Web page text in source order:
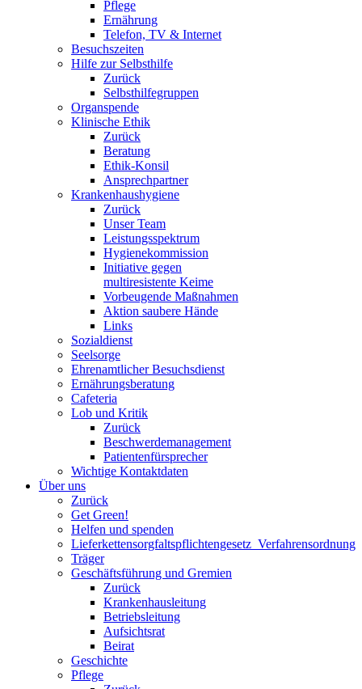
Pflege
Ernährung
Telefon, TV & Internet
Besuchszeiten
Hilfe zur Selbsthilfe
Zurück
Selbsthilfegruppen
Organspende
Klinische Ethik
Zurück
Beratung
Ethik-Konsil
Ansprechpartner
Krankenhaushygiene
Zurück
Unser Team
Leistungsspektrum
Hygienekommission
Initiative gegen
multiresistente Keime
Vorbeugende Maßnahmen
Aktion saubere Hände
Links
Sozialdienst
Seelsorge
Ehrenamtlicher Besuchsdienst
Ernährungsberatung
Cafeteria
Lob und Kritik
Zurück
Beschwerdemanagement
Patientenfürsprecher
Wichtige Kontaktdaten
Über uns
Zurück
Get Green!
Helfen und spenden
Lieferkettensorgfaltspflichtengesetz_Verfahrensordnung
Träger
Geschäftsführung und Gremien
Zurück
Krankenhausleitung
Betriebsleitung
Aufsichtsrat
Beirat
Geschichte
Pflege